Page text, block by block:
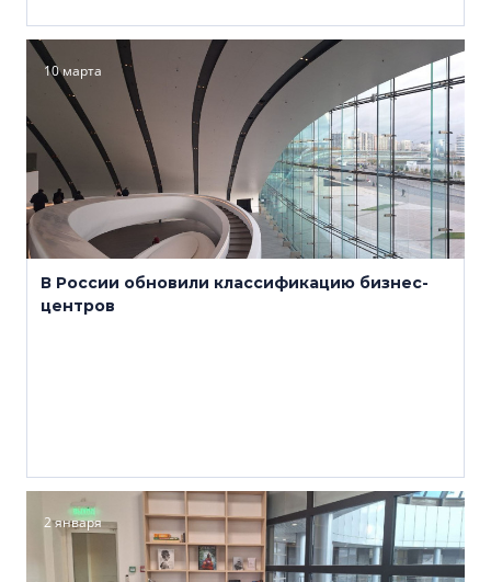
10 марта
В России обновили классификацию бизнес-
центров
2 января